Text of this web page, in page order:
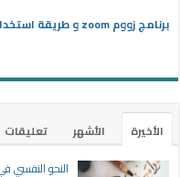
برنامج زووم zoom و طريقة استخدامه في التعلم عن بعد
الأخيرة الأشهر تعليقات
النحو النفسي